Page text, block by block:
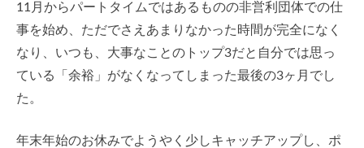
11月からパートタイムではあるものの非営利団体での仕
事を始め、ただでさえあまりなかった時間が完全になく
なり、いつも、大事なことのトップ3だと自分では思っ
ている「余裕」がなくなってしまった最後の3ヶ月でし
た。
年末年始のお休みでようやく少しキャッチアップし、ポ